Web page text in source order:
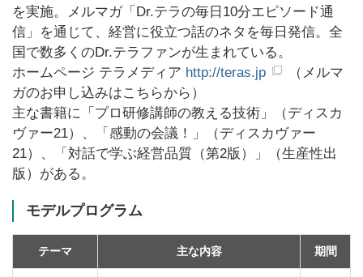
を実施。メルマガ「Dr.テラの毎日10分エピソード通
信」を通じて、経営に役立つ話のネタを毎日発信。全
国で数多くのDr.テラファンが生まれている。
ホームページ テラメディア http://teras.jp
（メルマ
ガのお申し込みはこちらから）
主な書籍に「プロ研修講師の教える技術」（ディスカ
ヴァー21）、「感動の会議！」（ディスカヴァー
21）、「対話で学ぶ経営品質（第2版）」（生産性出
版）がある。
モデルプログラム
テーマ 主な内容 期間